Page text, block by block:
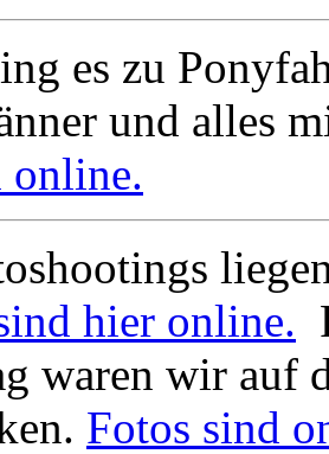
es zu
und alles
online.
hier online.
waren wir auf
Fotos sind